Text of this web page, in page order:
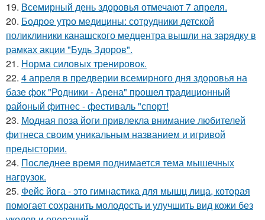
19. Всемирный день здоровья отмечают 7 апреля.
20. Бодрое утро медицины: сотрудники детской
поликлиники канашского медцентра вышли на зарядку в
рамках акции "Будь Здоров".
21. Норма силовых тренировок.
22. 4 апреля в предверии всемирного дня здоровья на
базе фок "Родники - Арена" прошел традиционный
районый фитнес - фестиваль "спорт!
23. Модная поза йоги привлекла внимание любителей
фитнеса своим уникальным названием и игривой
предыстории.
24. Последнее время поднимается тема мышечных
нагрузок.
25. Фейс йога - это гимнастика для мышц лица, которая
помогает сохранить молодость и улучшить вид кожи без